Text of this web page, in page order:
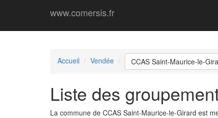
www.comersis.fr
Accueil Vendée CCAS Saint-Maurice-le-
Liste des
La commune de CCAS Saint-Maurice-le-Girard est